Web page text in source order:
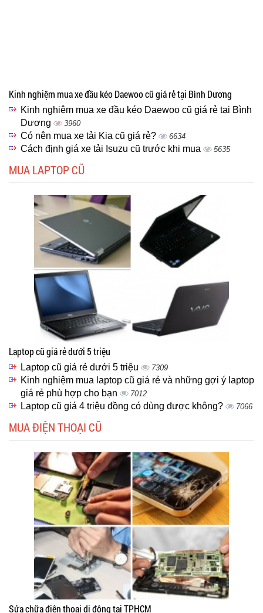
Kinh nghiệm mua xe đầu kéo Daewoo cũ giá rẻ tại Bình Dương
Kinh nghiệm mua xe đầu kéo Daewoo cũ giá rẻ tại Bình
Dương
3960
Có nên mua xe tải Kia cũ giá rẻ? 6634
Cách định giá xe tải Isuzu cũ trước khi mua 5635
MUA LAPTOP CŨ
Laptop cũ giá rẻ dưới 5 triệu
Laptop cũ giá rẻ dưới 5 triệu 7309
Kinh nghiệm mua laptop cũ giá rẻ và những gợi ý laptop
giá rẻ phù hợp cho bạn
7012
Laptop cũ giá 4 triệu đồng có dùng được không? 7066
MUA ĐIỆN THOẠI CŨ
Sửa chữa điện thoại di động tại TPHCM